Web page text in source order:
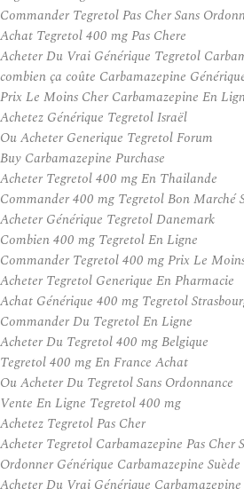
Commander Tegretol Pas Cher Sans
Achat Tegretol 400 mg Pas Chere
Acheter Du Vrai Générique Tegretol
combien ça coûte Carbamazepine
Prix Le Moins Cher Carbamazepine En
Achetez Générique Tegretol Israël
Ou Acheter Generique Tegretol Forum
Buy Carbamazepine Purchase
Acheter Tegretol 400 mg En Thailande
Commander 400 mg Tegretol Bon Marché
Acheter Générique Tegretol Danemark
Combien 400 mg Tegretol En Ligne
Commander Tegretol 400 mg Prix Le
Acheter Tegretol Generique En Pharmacie
Achat Générique 400 mg Tegretol
Commander Du Tegretol En Ligne
Acheter Du Tegretol 400 mg Belgique
Tegretol 400 mg En France Achat
Ou Acheter Du Tegretol Sans Ordonnance
Vente En Ligne Tegretol 400 mg
Achetez Tegretol Pas Cher
Acheter Tegretol Carbamazepine Pas Cher
Ordonner Générique Carbamazepine Suède